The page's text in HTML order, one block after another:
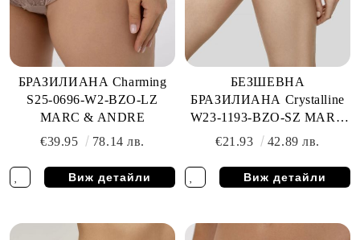
БРАЗИЛИАНА Charming
S25-0696-W2-BZO-LZ
MARC & ANDRE
€39.95
78.14 лв.
Виж детайли
БЕЗШЕВНА
БРАЗИЛИАНА Crystalline
W23-1193-BZO-SZ MARC
& ANDRE
€21.93 42.89 лв.
Виж детайли